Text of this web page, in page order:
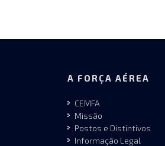
A FORÇA AÉREA
CEMFA
Missão
Postos e Distintivos
Informação Legal